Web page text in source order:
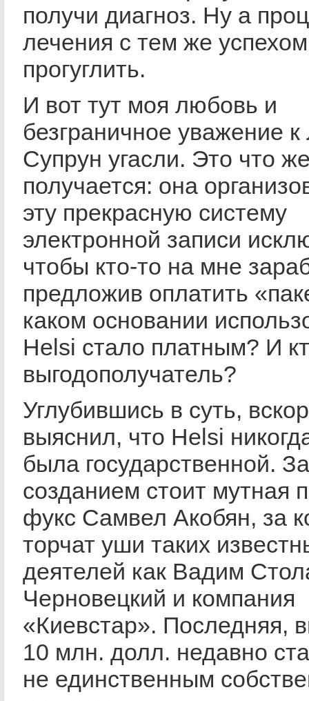
получи диагноз. Ну а
лечения с тем же
прогуглить.
И вот тут моя любовь и
безграничное уважение
Супрун угасли. Это что
получается: она
эту прекрасную систему
электронной записи
чтобы кто-то на мне
предложив оплатить
каком основании
Helsi стало платным? И
выгодополучатель?
Углубившись в суть,
выяснил, что Helsi
была государственной.
созданием стоит мутная
фукс Самвел Акобян, за
торчат уши таких
деятелей как Вадим
Черновецкий и компания
«Киевстар». Последняя,
10 млн. долл. недавно
не единственным